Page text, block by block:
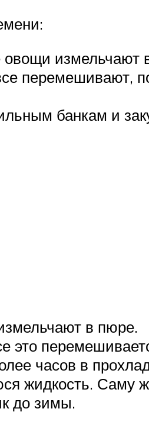
измельчают
перемешивают,
банкам и
в пюре.
это
часов в
жидкость. Саму
до зимы.